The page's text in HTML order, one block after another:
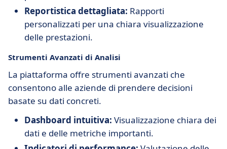
Reportistica dettagliata: Rapporti
personalizzati per una chiara visualizzazione
delle prestazioni.
Strumenti Avanzati di Analisi
La piattaforma offre strumenti avanzati che
consentono alle aziende di prendere decisioni
basate su dati concreti.
Dashboard intuitiva: Visualizzazione chiara dei
dati e delle metriche importanti.